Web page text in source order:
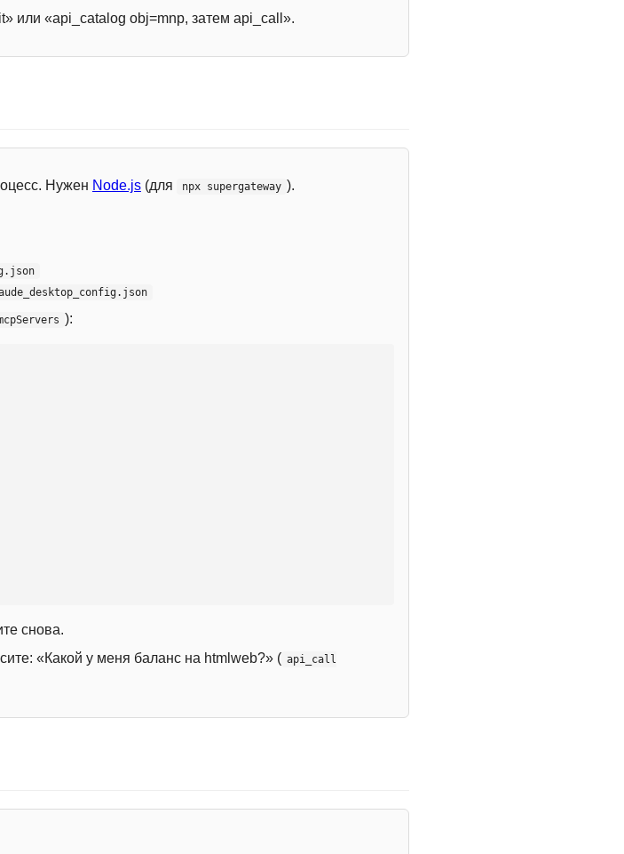
или «api_catalog obj=mnp, затем api_call».
Нужен Node.js (для npx supergateway ).
):
снова.
«Какой у меня баланс на htmlweb?» ( api_call